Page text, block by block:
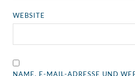
WEBSITE
NAME, E-MAIL-ADRESSE UND